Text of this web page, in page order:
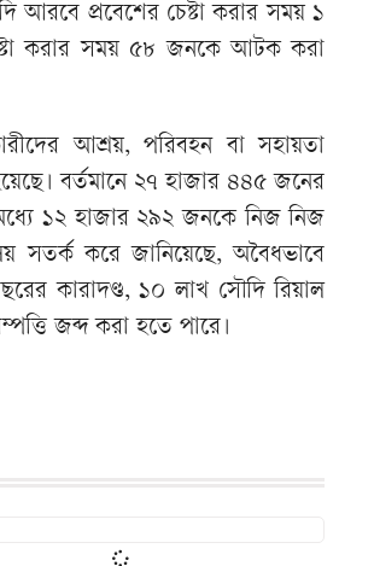
প্রবেশের চেষ্টা করার সময় ১
করার সময় ৫৮ জনকে আটক করা
আশ্রয়, পরিবহন বা সহায়তা
বর্তমানে ২৭ হাজার ৪৪৫ জনের
১২ হাজার ২৯২ জনকে নিজ নিজ
সতর্ক করে জানিয়েছে, অবৈধভাবে
কারাদণ্ড, ১০ লাখ সৌদি রিয়াল
জব্দ করা হতে পারে।